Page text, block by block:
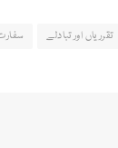
تقرریاں اور تبادلے